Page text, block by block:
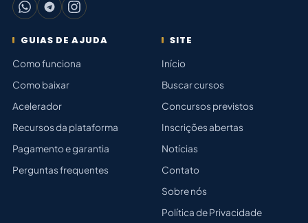
GUIAS DE AJUDA
Como funciona
Como baixar
Acelerador
Recursos da plataforma
Pagamento e garantia
Perguntas frequentes
SITE
Início
Buscar cursos
Concursos previstos
Inscrições abertas
Notícias
Contato
Sobre nós
Política de Privacidade